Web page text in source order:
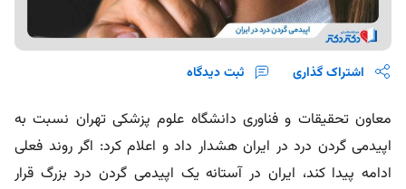
اشتراک گذاری ثبت دیدگاه
معاون تحقیقات و فناوری دانشگاه علوم پزشکی تهران نسبت به
اپیدمی گردن‌ درد در ایران هشدار داد و اعلام کرد: اگر روند فعلی
ادامه پیدا کند، ایران در آستانه‌ یک اپیدمی گردن‌ درد بزرگ قرار